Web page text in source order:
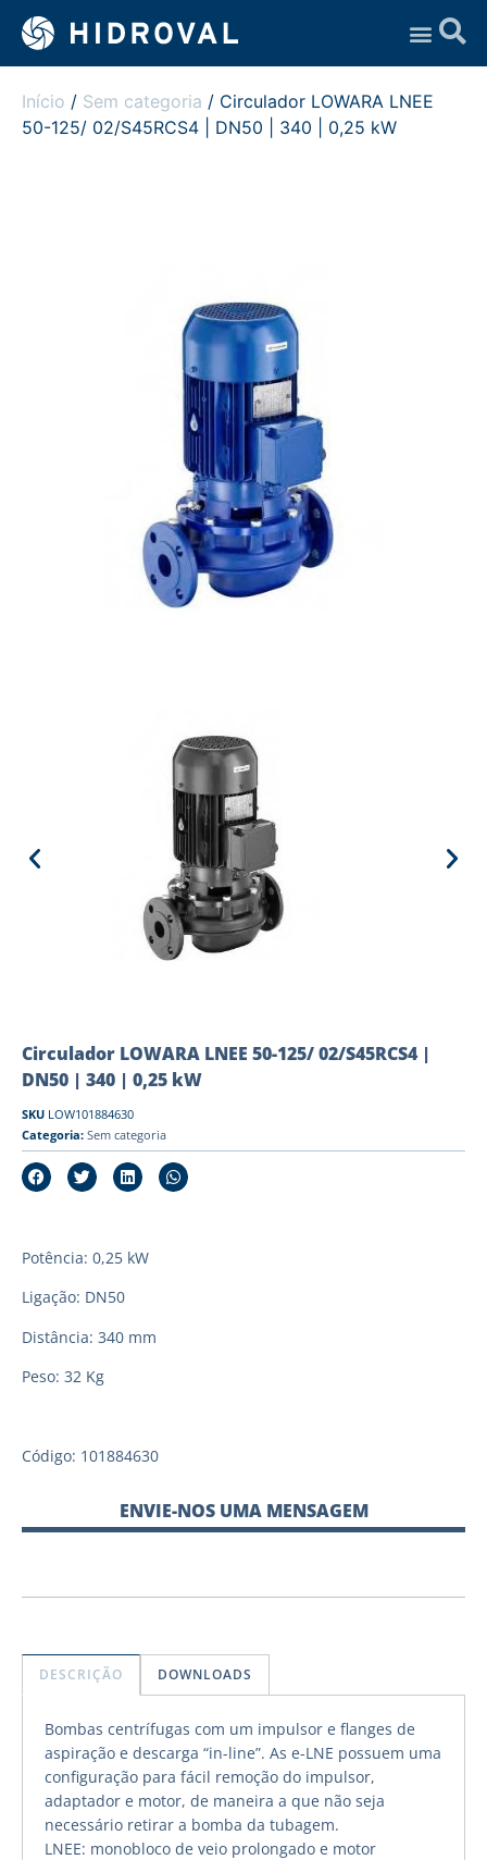
Início / Sem categoria / Circulador LOWARA LNEE
50-125/ 02/S45RCS4 | DN50 | 340 | 0,25 kW
Circulador LOWARA LNEE 50-125/ 02/S45RCS4 |
DN50 | 340 | 0,25 kW
SKU LOW101884630
Categoria: Sem categoria
Potência: 0,25 kW
Ligação: DN50
Distância: 340 mm
Peso: 32 Kg
Código: 101884630
ENVIE-NOS UMA MENSAGEM
DESCRIÇÃO DOWNLOADS
Bombas centrífugas com um impulsor e flanges de
aspiração e descarga “in-line”. As e-LNE possuem uma
configuração para fácil remoção do impulsor,
adaptador e motor, de maneira a que não seja
necessário retirar a bomba da tubagem.
LNEE: monobloco de veio prolongado e motor